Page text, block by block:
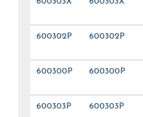
600302P 600302P
600300P 600300P
600303P 600303P